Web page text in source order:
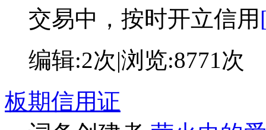
交易中，按时开立信用
编辑:2次|浏览:8771次
板期信用证